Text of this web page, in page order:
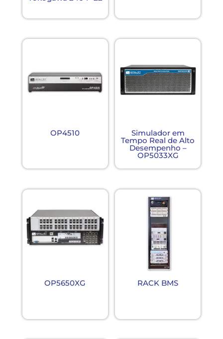
OP4510 Simulador em
Tempo Real de Alto
Desempenho –
OP5033XG
OP5650XG RACK BMS